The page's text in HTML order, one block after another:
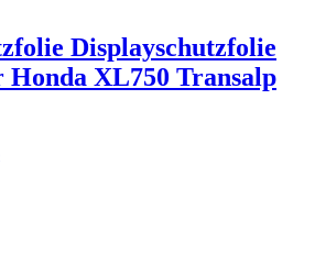
Displayschutzfolie
Honda XL750 Transalp